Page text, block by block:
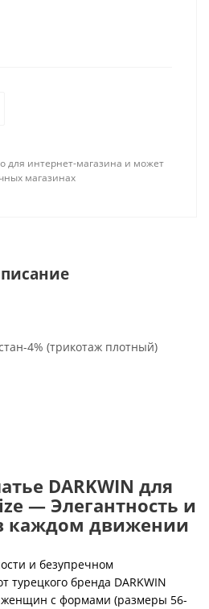
для интернет-магазина и может
магазинах
4% (трикотаж плотный)
DARKWIN для
— Элегантность и
каждом движении
и безупречном
турецкого бренда DARKWIN
женщин с формами (размеры 56-